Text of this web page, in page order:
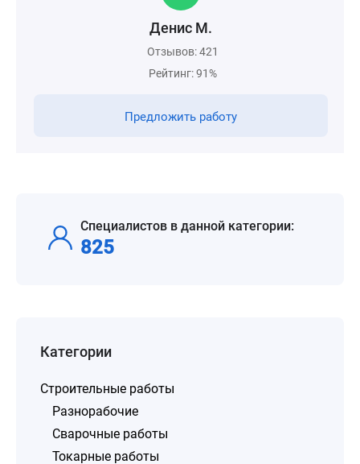
Денис М.
Отзывов: 421
Рейтинг: 91%
Предложить работу
Специалистов в данной категории:
825
Категории
Строительные работы
Разнорабочие
Сварочные работы
Токарные работы